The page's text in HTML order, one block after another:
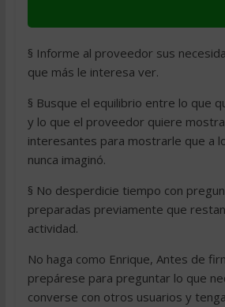
§ Informe al proveedor sus
que más le interesa ver.
§ Busque el equilibrio entre lo que
y lo que el proveedor quiere
interesantes para mostrarle que a
nunca imaginó.
§ No desperdicie tiempo con
preparadas previamente que
actividad.
No haga como Enrique, Antes de
prepárese para preguntar lo que
converse con otros usuarios y